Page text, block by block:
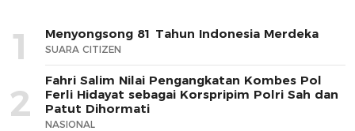
1 Menyongsong 81 Tahun Indonesia Merdeka
SUARA CITIZEN
2
Fahri Salim Nilai Pengangkatan Kombes Pol
Ferli Hidayat sebagai Korspripim Polri Sah dan
Patut Dihormati
NASIONAL